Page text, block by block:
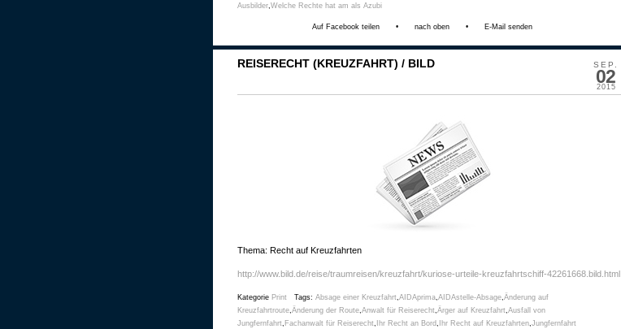
Ausbilder Welche Rechte hat am als Azubi
Auf Facebook teilen • nach oben • E-Mail senden
SEP.
02
2015
REISERECHT (KREUZFAHRT) / BILD
Thema: Recht auf Kreuzfahrten
http://www.bild.de/reise/traumreisen/kreuzfahrt/kuriose-urteile-kreuzfahrtschiff-42261668.bild.html
Kategorie Print Tags: Absage einer Kreuzfahrt,AIDAprima,AIDAstelle-Absage,Änderung auf
Kreuzfahrtroute,Änderung der Route,Anwalt für Reiserecht,Ärger auf Kreuzfahrt,Ausfall von
Jungfernfahrt, Fachanwalt für Reiserecht, Ihr Recht an Bord, Ihr Recht auf Kreuzfahrten,Jungfernfahrt